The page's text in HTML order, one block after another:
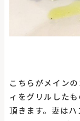
こちらがメイン
ィをグリルした
頂きます。妻は